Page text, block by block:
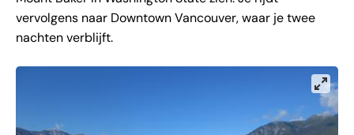
vervolgens naar Downtown Vancouver, waar je twee
nachten verblijft.